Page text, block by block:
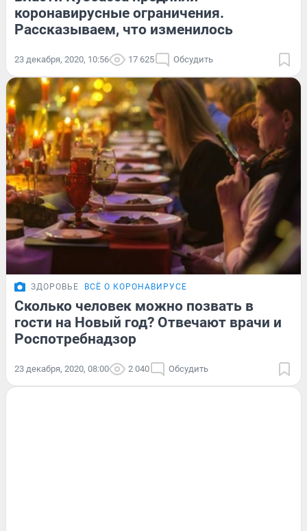
коронавирусные ограничения.
Рассказываем, что изменилось
23 декабря, 2020, 10:56 17 625 Обсудить
ЗДОРОВЬЕ ВСЁ О КОРОНАВИРУСЕ
Сколько человек можно позвать в
гости на Новый год? Отвечают врачи и
Роспотребнадзор
23 декабря, 2020, 08:00 2 040 Обсудить